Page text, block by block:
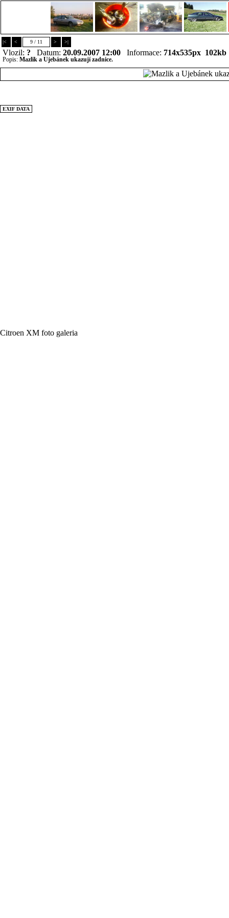
|< < 9 / 11 > >|
Vlozil: ? Datum: 20.09.2007 12:00 Informace: 714x535px 102kb
Popis: Mazlik a Ujebánek ukazují zadnice.
EXIF DATA
Citroen XM foto galeria